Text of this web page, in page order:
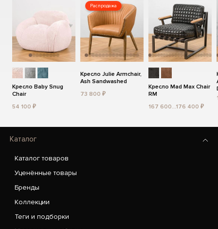
Кресло Baby Snug
Chair
54 100 ₽
Распродажа
Кресло Julie Armchair,
Ash Sandwashed
73 800 ₽
Кресло Mad Max Chair
RM
167 600...176 400 ₽
Каталог
Каталог товаров
Уценённые товары
Бренды
Коллекции
Теги и подборки